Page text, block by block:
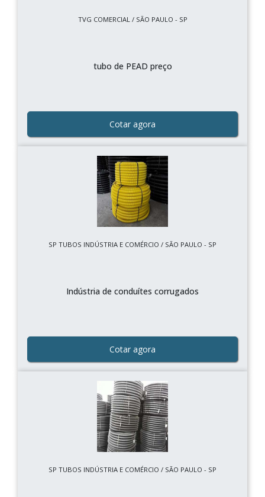
TVG COMERCIAL / SÃO PAULO - SP
tubo de PEAD preço
Cotar agora
SP TUBOS INDÚSTRIA E COMÉRCIO / SÃO PAULO - SP
Indústria de conduítes corrugados
Cotar agora
SP TUBOS INDÚSTRIA E COMÉRCIO / SÃO PAULO - SP